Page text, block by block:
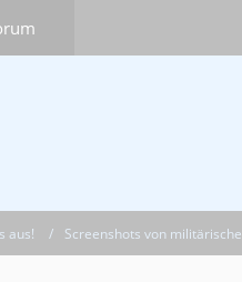
aus! Screenshots von